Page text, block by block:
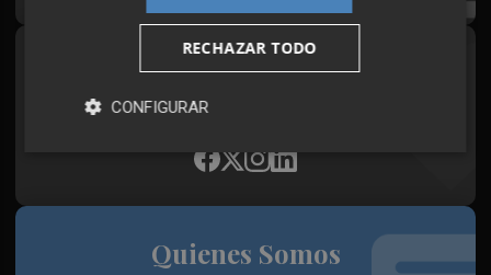
Síguenos en redes
Plaza Podcast, desde cualquier medio
Quienes Somos
RECHAZAR TODO
CONFIGURAR